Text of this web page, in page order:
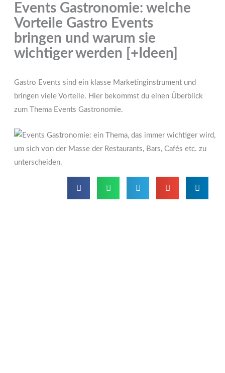
Events Gastronomie: welche
Vorteile Gastro Events
bringen und warum sie
wichtiger werden [+Ideen]
Gastro Events sind ein klasse Marketinginstrument und
bringen viele Vorteile. Hier bekommst du einen Überblick
zum Thema Events Gastronomie.